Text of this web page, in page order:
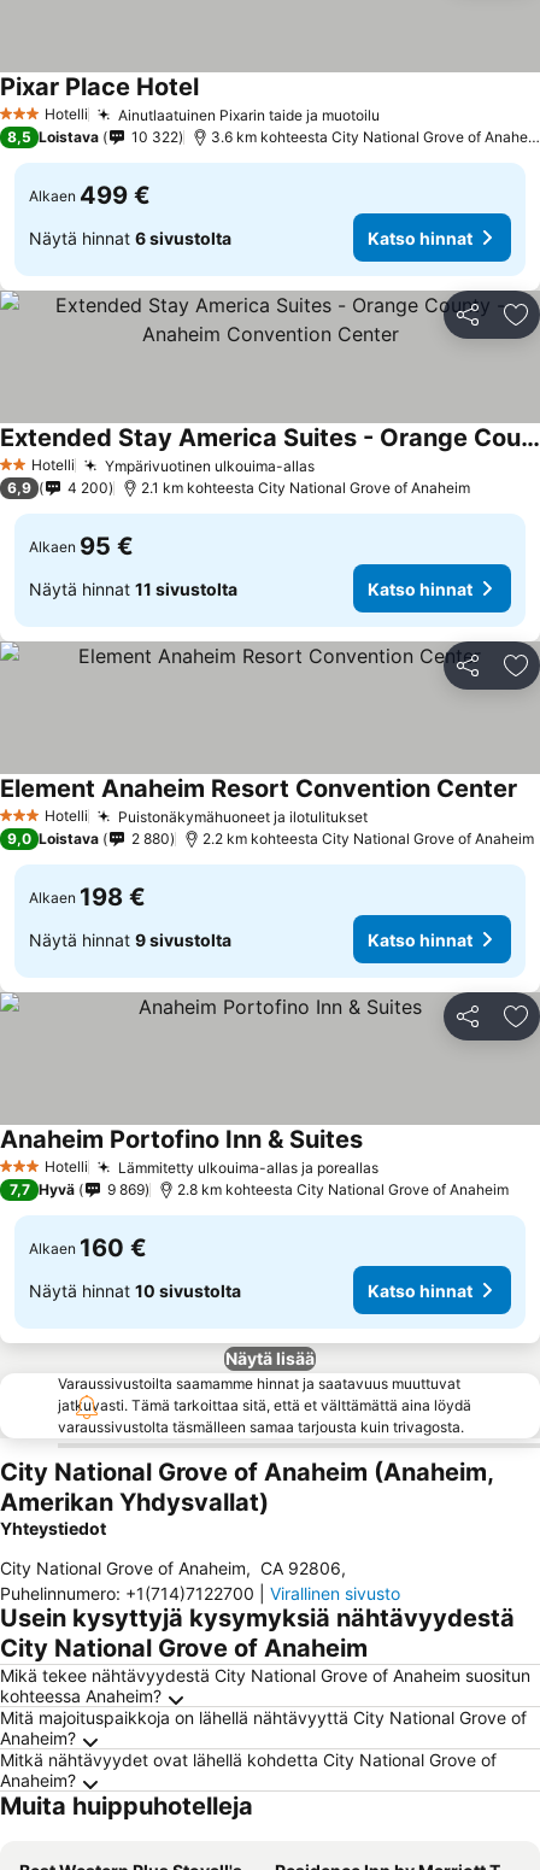
3 Tähtiluokitus
Hotelli Ainutlaatuinen Pixarin taide ja muotoilu
Pixar Place HotelKatso hinnat
8,5 Loistava 10 322 3.6 km kohteesta City National Grove of
Alkaen 499 €
Näytä hinnat 6 sivustolta Katso hinnat
Jaa
2 Tähtiluokitus
Hotelli Ympärivuotinen ulkouima-allasKatso hinnat
Extended Stay America Suites - Orange County - Anaheim Convention Center
Katso hinnat
6,9 4 200 2.1 km kohteesta City National Grove of Anaheim
Alkaen 95 €
Näytä hinnat 11 sivustolta Katso hinnat
Jaa
3 Tähtiluokitus
Hotelli Puistonäkymähuoneet ja ilotulituksetKatso hinnat
Element Anaheim Resort Convention Center
9,0 Loistava 2 880 2.2 km kohteesta City National Grove of Anaheim
Alkaen 198 €
Näytä hinnat 9 sivustolta Katso hinnat
Jaa
3 Tähtiluokitus
Hotelli Lämmitetty ulkouima-allas ja poreallasKatso hinnat
Anaheim Portofino Inn & SuitesKatso hinnat
7,7 Hyvä 9 869 2.8 km kohteesta City National Grove of Anaheim
Alkaen 160 €
Näytä hinnat 10 sivustolta Katso hinnat
Näytä lisää
Varaussivustoilta saamamme hinnat ja saatavuus muuttuvat
jatkuvasti. Tämä tarkoittaa sitä, että et välttämättä aina löydä
varaussivustolta täsmälleen samaa tarjousta kuin trivagosta.
City National Grove of Anaheim (Anaheim,
Amerikan Yhdysvallat)
Yhteystiedot
City National Grove of Anaheim, CA 92806,
Puhelinnumero: +1(714)7122700 Virallinen sivusto
Usein kysyttyjä kysymyksiä nähtävyydestä
City National Grove of Anaheim
Mikä tekee nähtävyydestä City National Grove of Anaheim suositun
kohteessa Anaheim?
Mitä majoituspaikkoja on lähellä nähtävyyttä City National Grove of
Anaheim?
Mitkä nähtävyydet ovat lähellä kohdetta City National Grove of
Anaheim?
Muita huippuhotelleja